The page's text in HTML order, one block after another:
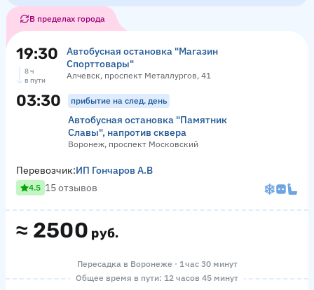
В пределах города
19:30
Автобусная остановка "Магазин
Спорттовары"
Алчевск, проспект Металлургов, 41
8 ч
в пути
03:30 прибытие на след. день
Автобусная остановка "Памятник
Славы", напротив сквера
Воронеж, проспект Московский
≈ 2500 руб.
Перевозчик:ИП Гончаров А.В
4.5 15 отзывов
Пересадка в Воронеже · 1 час 30 минут
Общее время в пути: 12 часов 45 минут